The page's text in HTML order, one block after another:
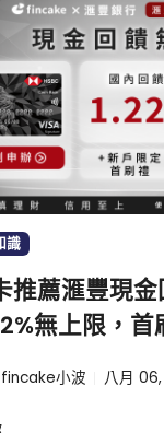
識
推薦滙豐現
無上限，首
小波 八月